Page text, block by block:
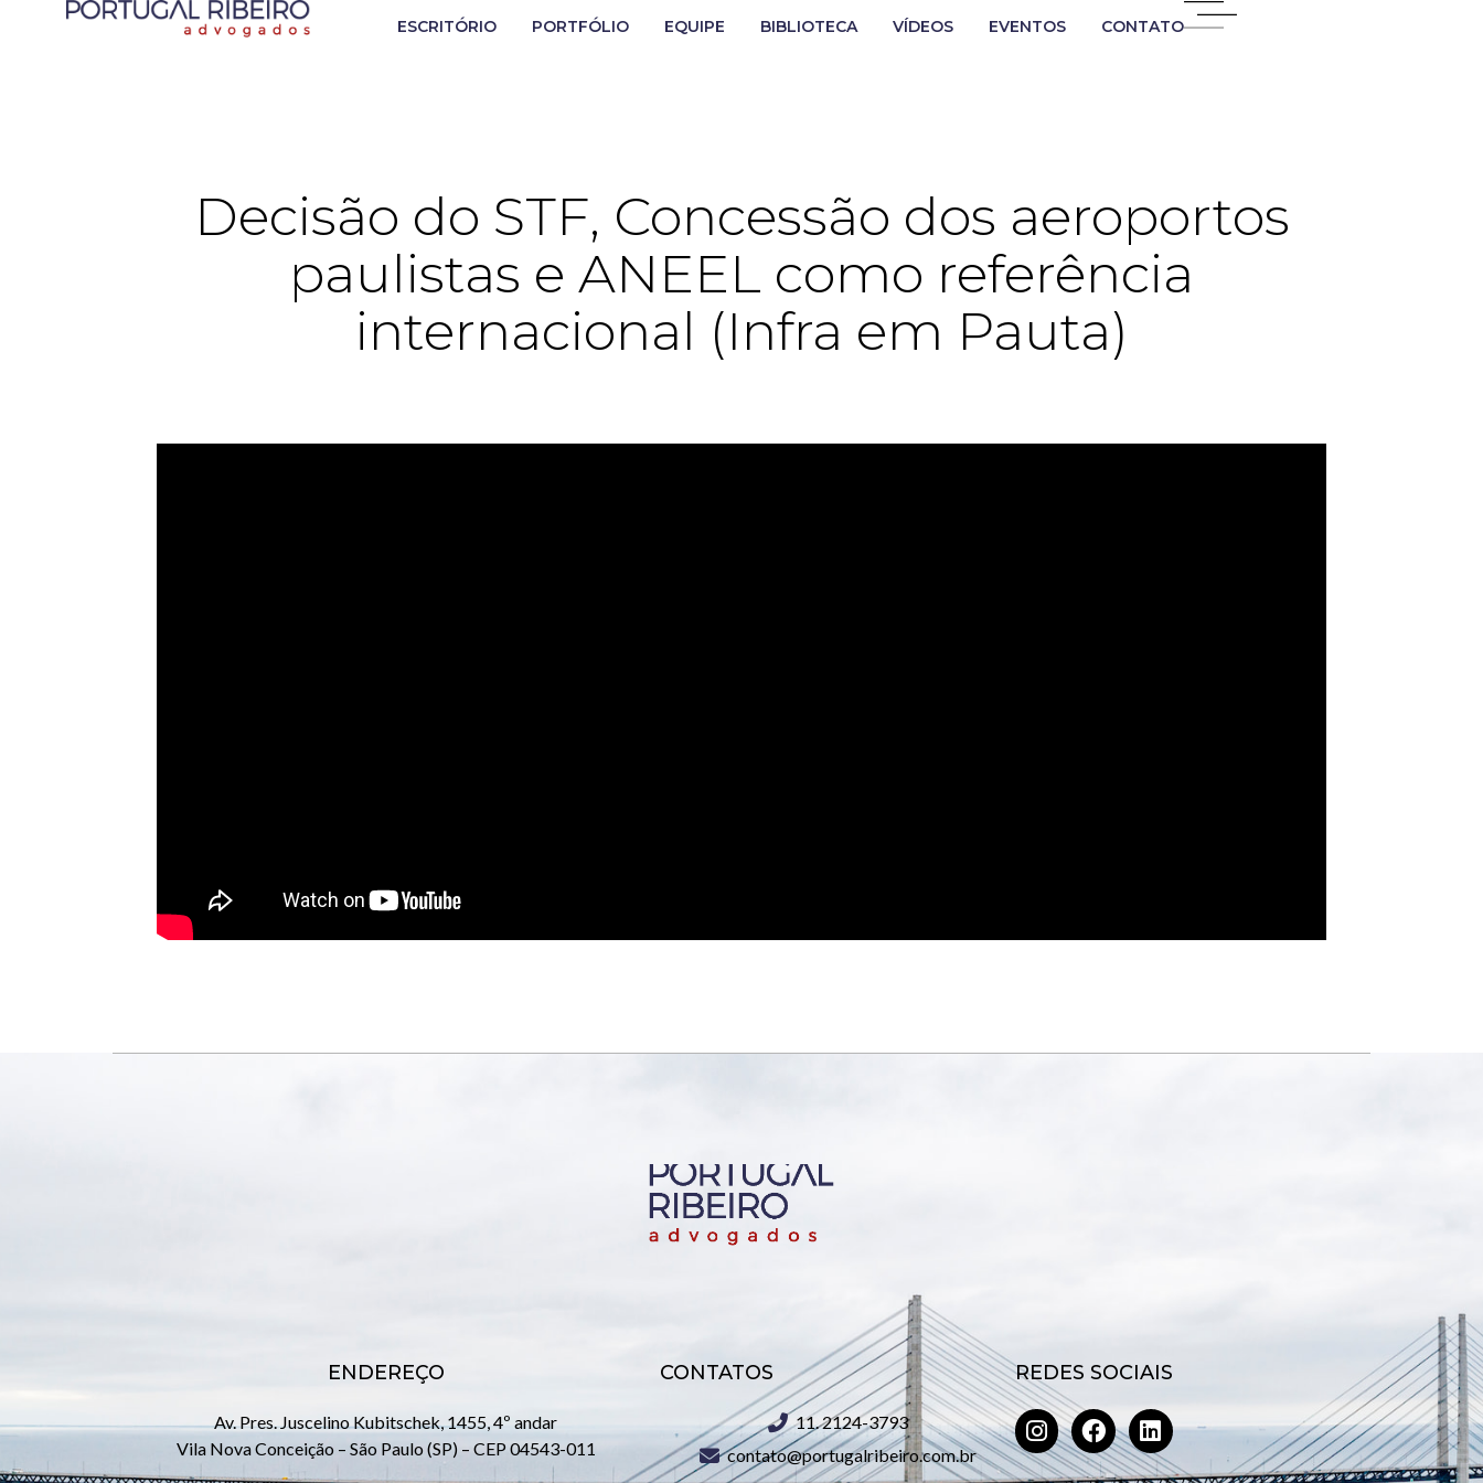
ESCRITÓRIO PORTFÓLIO EQUIPE BIBLIOTECA VÍDEOS EVENTOS CONTATO
Decisão do STF, Concessão dos aeroportos
paulistas e ANEEL como referência
internacional (Infra em Pauta)
ENDEREÇO
Av. Pres. Juscelino Kubitschek, 1455, 4º andar
Vila Nova Conceição – São Paulo (SP) – CEP 04543-011
CONTATOS
11. 2124-3793
contato@portugalribeiro.com.br
REDES SOCIAIS